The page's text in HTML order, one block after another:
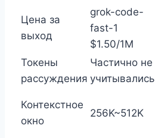
Цена за
выход
grok-code-
fast-1
$1.50/1M
Токены
рассуждения
Частично не
учитывались
Контекстное
окно
256K~512K